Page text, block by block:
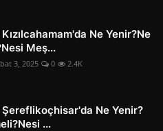
Ne Yenir?Ne
Meş...
3, 2025 0 2.4K
Ne Yenir?
...